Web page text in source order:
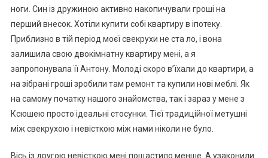
ноги. Син із дружиною активно накопичували гроші на
перший внесок. Хотіли купити собі квартиру в іпотеку.
Приблизно в тій період моєї свекрухи не ста ло, і вона
залишила свою двокімнатну квартиру мені, а я
запропонувала її Антону. Молоді скоро в’їхали до квартири, а
на зібрані гроші зробили там ремонт та купили нові меблі. Як
на самому початку нашого знайомства, так і зараз у мене з
Ксюшею просто ідеальні стосунки. Тієї традиційної метушні
між свекрухою і невісткою між нами ніколи не було.
Вісь із другою невісткою мені пощастило менше. А узаконили